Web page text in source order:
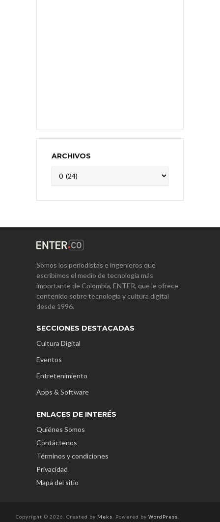
ARCHIVOS
Somos los periodistas e ingenieros que
escribimos el medio de tecnología más
importante de Colombia, ENTER, que le ofrece
contenido sobre tecnología y cultura digital
desde 1996.
SECCIONES DESTACADAS
Cultura Digital
Eventos
Entretenimiento
Apps & Software
ENLACES DE INTERÉS
Quiénes Somos
Contáctenos
Términos y condiciones
Privacidad
Mapa del sitio
Copyright © 2026. Created by Meks . Powered by WordPress